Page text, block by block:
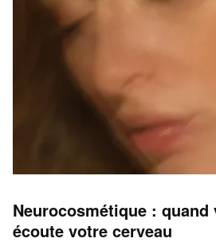
Neurocosmétique : quand
écoute votre cerveau